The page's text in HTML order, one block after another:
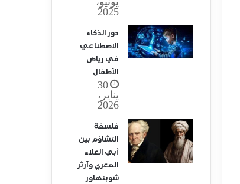
2025
دور الذكاء
الاصطناعي
في رياض
الأطفال
30
يناير،
2026
فلسفة
التشاؤم بين
أبي العلاء
المعري وآرثر
شوبنهاور